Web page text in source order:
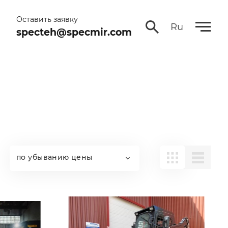
Оставить заявку
specteh@specmir.com Ru
по убыванию цены